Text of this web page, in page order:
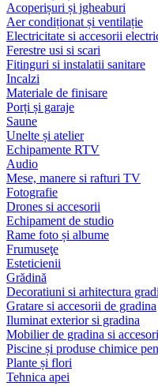
Acoperișuri și jgheaburi
Aer condiționat și ventilație
Electricitate si accesorii
Ferestre usi si scari
Fitinguri si instalatii sanitare
Incalzi
Materiale de finisare
Porți și garaje
Saune
Unelte și atelier
Echipamente RTV
Audio
Mese, manere si rafturi TV
Fotografie
Drones si accesorii
Echipament de studio
Rame foto și albume
Frumuseţe
Esteticienii
Grădină
Decoratiuni si arhitectura
Gratare si accesorii de gradina
Iluminat exterior si gradina
Mobilier de gradina si
Piscine și produse chimice
Plante și flori
Tehnica apei